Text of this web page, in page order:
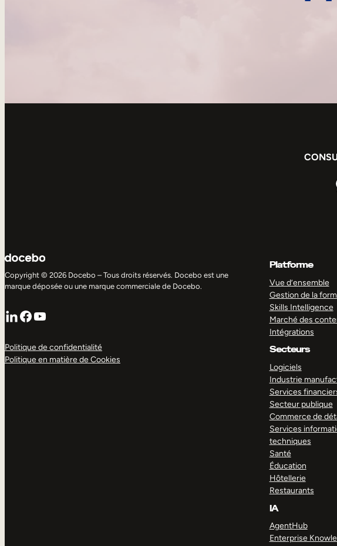
Copyright © 2026 Docebo – Tous droits réservés. Docebo est une
marque déposée ou une marque commerciale de Docebo.
LinkedIn
Facebook
YouTube
Politique de confidentialité
Politique en matière de Cookies
Platforme
Vue d’ensemble
Gestion de la
Skills Intelligence
Marché des
Intégrations
Secteurs
Logiciels
Industrie
Services
Secteur publique
Commerce de
Services
techniques
Santé
Éducation
Hôtellerie
Restaurants
IA
AgentHub
Enterprise